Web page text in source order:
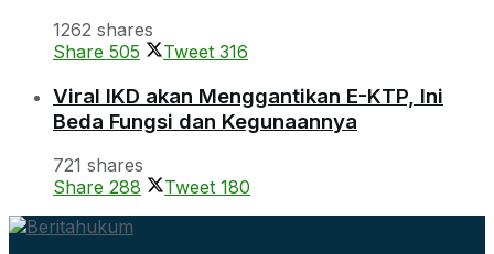
1262 shares
Share 505 Tweet 316
Viral IKD akan Menggantikan E-KTP, Ini
Beda Fungsi dan Kegunaannya
721 shares
Share 288 Tweet 180